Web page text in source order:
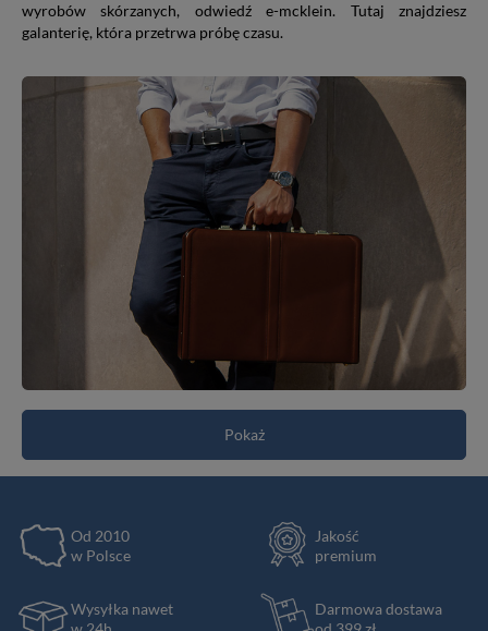
wyrobów skórzanych, odwiedź e-mcklein. Tutaj znajdziesz
galanterię, która przetrwa próbę czasu.
Pokaż
Od 2010
w Polsce
Jakość
premium
Wysyłka nawet
Darmowa dostawa